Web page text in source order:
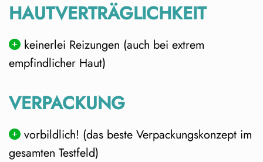
HAUTVERTRÄGLICHKEIT
keinerlei Reizungen (auch bei extrem
empfindlicher Haut)
VERPACKUNG
vorbildlich! (das beste Verpackungskonzept im
gesamten Testfeld)